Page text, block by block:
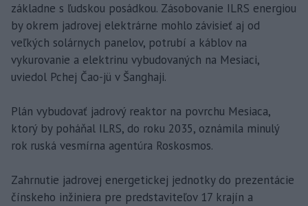
základne s ľudskou posádkou. Zásobovanie ILRS energiou
by okrem jadrovej elektrárne mohlo závisieť aj od
veľkých solárnych panelov, potrubí a káblov na
vykurovanie a elektrinu vybudovaných na Mesiaci,
uviedol Pchej Čao-jü v Šanghaji.
Plán vybudovať jadrový reaktor na povrchu Mesiaca,
ktorý by poháňal ILRS, do roku 2035, oznámila minulý
rok ruská vesmírna agentúra Roskosmos.
Zahrnutie jadrovej energetickej jednotky do prezentácie
čínskeho inžiniera pre predstaviteľov 17 krajín a